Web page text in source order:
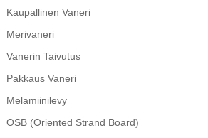
Kaupallinen Vaneri
Merivaneri
Vanerin Taivutus
Pakkaus Vaneri
Melamiinilevy
OSB (Oriented Strand Board)